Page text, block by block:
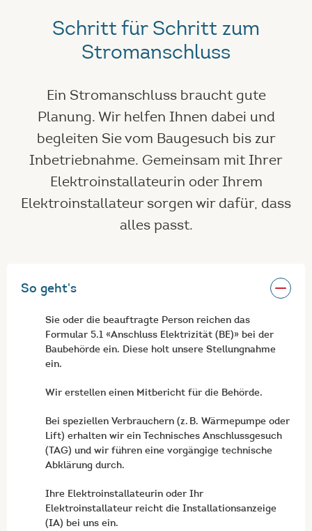
Schritt für Schritt zum
Stromanschluss
Ein Stromanschluss braucht gute
Planung. Wir helfen Ihnen dabei und
begleiten Sie vom Baugesuch bis zur
Inbetriebnahme. Gemeinsam mit Ihrer
Elektroinstallateurin oder Ihrem
Elektroinstallateur sorgen wir dafür, dass
alles passt.
So geht's
Sie oder die beauftragte Person reichen das
Formular 5.1 «Anschluss Elektrizität (BE)» bei der
Baubehörde ein. Diese holt unsere Stellungnahme
ein.
Wir erstellen einen Mitbericht für die Behörde.
Bei speziellen Verbrauchern (z. B. Wärmepumpe oder
Lift) erhalten wir ein Technisches Anschlussgesuch
(TAG) und wir führen eine vorgängige technische
Abklärung durch.
Ihre Elektroinstallateurin oder Ihr
Elektroinstallateur reicht die Installationsanzeige
(IA) bei uns ein.